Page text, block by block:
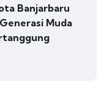
Banjarbaru
Muda